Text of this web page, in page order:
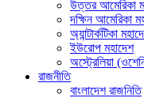
উত্তর আমেরিকা
দক্ষিন আমেরিকা
অ্যান্টার্কটিকা
ইউরোপ মহাদেশ
অস্ট্রেলিয়া
রাজনীতি
বাংলাদেশ রাজনিতি